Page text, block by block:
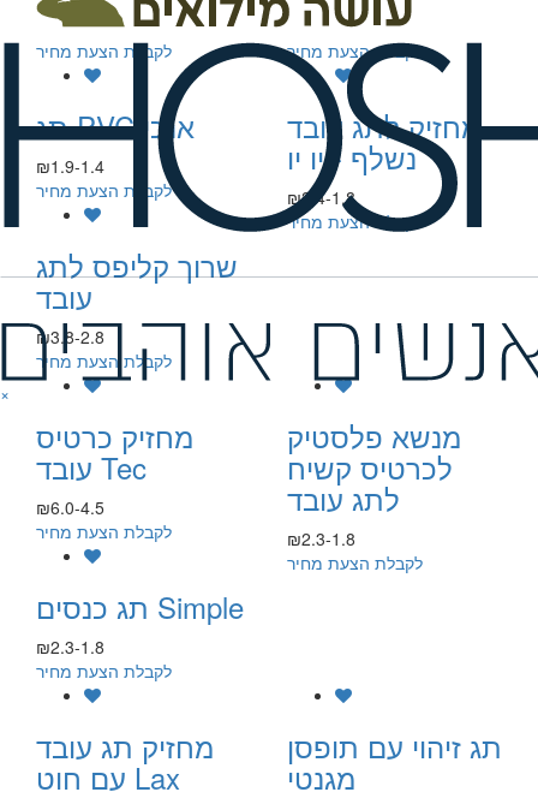
×
₪2.3-1.8
לקבלת הצעת מחיר
₪2.4-1.8
לקבלת הצעת מחיר
מחזיק לתג עובד
נשלף - יו יו
₪2.4-1.8
לקבלת הצעת מחיר
תג PVC אנכי
₪1.9-1.4
לקבלת הצעת מחיר
שרוך קליפס לתג
עובד
₪3.8-2.8
לקבלת הצעת מחיר
מנשא פלסטיק
לכרטיס קשיח
לתג עובד
₪2.3-1.8
לקבלת הצעת מחיר
מחזיק כרטיס
עובד Tec
₪6.0-4.5
לקבלת הצעת מחיר
תג כנסים Simple
₪2.3-1.8
לקבלת הצעת מחיר
תג זיהוי עם תופסן
מגנטי
מחזיק תג עובד
עם חוט Lax